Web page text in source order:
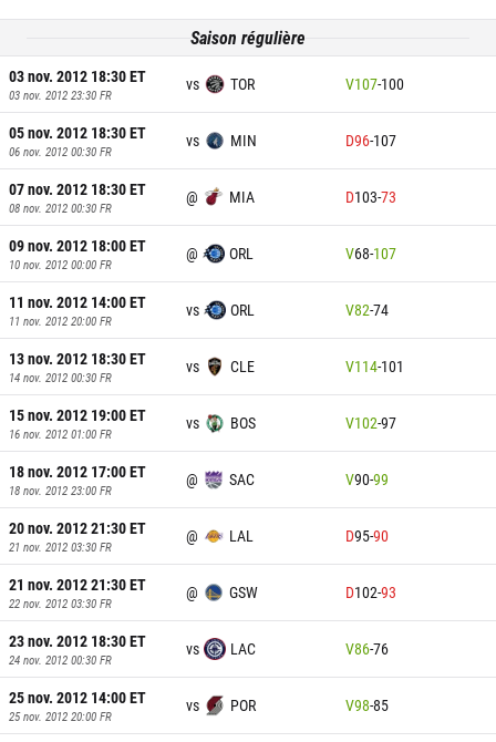
Saison régulière
03 nov. 2012 18:30ET
03 nov. 2012 23:30 FR
vs TOR V107-100
05 nov. 2012 18:30ET
06 nov. 2012 00:30 FR
vs MIN D96-107
07 nov. 2012 18:30ET
08 nov. 2012 00:30 FR
@ MIA D103-73
09 nov. 2012 18:00ET
10 nov. 2012 00:00 FR
@ ORL V68-107
11 nov. 2012 14:00ET
11 nov. 2012 20:00 FR
vs ORL V82-74
13 nov. 2012 18:30ET
14 nov. 2012 00:30 FR
vs CLE V114-101
15 nov. 2012 19:00ET
16 nov. 2012 01:00 FR
vs BOS V102-97
18 nov. 2012 17:00ET
18 nov. 2012 23:00 FR
@ SAC V90-99
20 nov. 2012 21:30ET
21 nov. 2012 03:30 FR
@ LAL D95-90
21 nov. 2012 21:30ET
22 nov. 2012 03:30 FR
@ GSW D102-93
23 nov. 2012 18:30ET
24 nov. 2012 00:30 FR
vs LAC V86-76
25 nov. 2012 14:00ET
25 nov. 2012 20:00 FR
vs POR V98-85